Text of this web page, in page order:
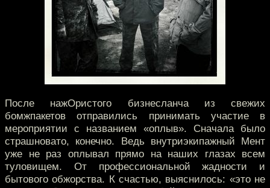
После нажОристого бизнесланча из свежих
бомжпакетов отправились принимать участие в
мероприятии с названием «оплыв». Сначала было
страшновато, конечно. Ведь внутриэкипажный Мент
уже не раз оплывал прямо на наших глазах всем
туловищем. От профессиональной жадности и
бытового обжорства. К счастью, выяснилось: «это не